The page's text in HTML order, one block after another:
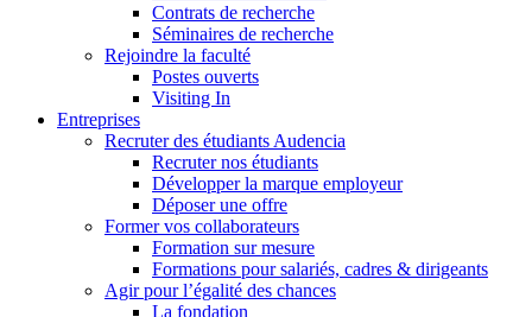
Contrats de recherche
Séminaires de recherche
Rejoindre la faculté
Postes ouverts
Visiting In
Entreprises
Recruter des étudiants Audencia
Recruter nos étudiants
Développer la marque employeur
Déposer une offre
Former vos collaborateurs
Formation sur mesure
Formations pour salariés, cadres & dirigeants
Agir pour l’égalité des chances
La fondation